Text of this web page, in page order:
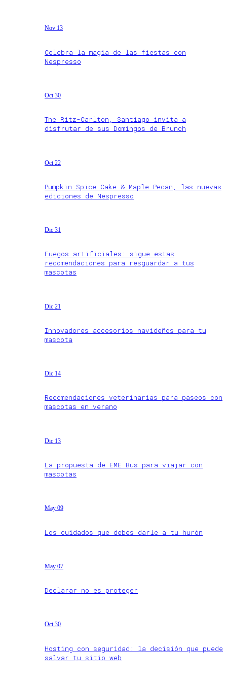
Nov 13
Celebra la magia de las fiestas con
Nespresso
Oct 30
The Ritz-Carlton, Santiago invita a
disfrutar de sus Domingos de Brunch
Oct 22
Pumpkin Spice Cake & Maple Pecan, las nuevas
ediciones de Nespresso
Dic 31
Fuegos artificiales: sigue estas
recomendaciones para resguardar a tus
mascotas
Dic 21
Innovadores accesorios navideños para tu
mascota
Dic 14
Recomendaciones veterinarias para paseos con
mascotas en verano
Dic 13
La propuesta de EME Bus para viajar con
mascotas
May 09
Los cuidados que debes darle a tu hurón
May 07
Declarar no es proteger
Oct 30
Hosting con seguridad: la decisión que puede
salvar tu sitio web